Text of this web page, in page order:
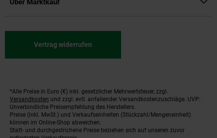
Über Marktkauf
Vertrag widerrufen
Fußnoten
*Alle Preise in Euro (€) inkl. gesetzlicher Mehrwertsteuer, zzgl.
Versandkosten und zzgl. evtl. anfallender Versandkostenzuschläge. UVP:
Unverbindliche Preisempfehlung des Herstellers.
Preise (inkl. MwSt.) und Verkaufseinheiten (Stückzahl/Mengeneinheit)
können im Online-Shop abweichen.
Statt- und durchgestrichene Preise beziehen sich auf unseren zuvor